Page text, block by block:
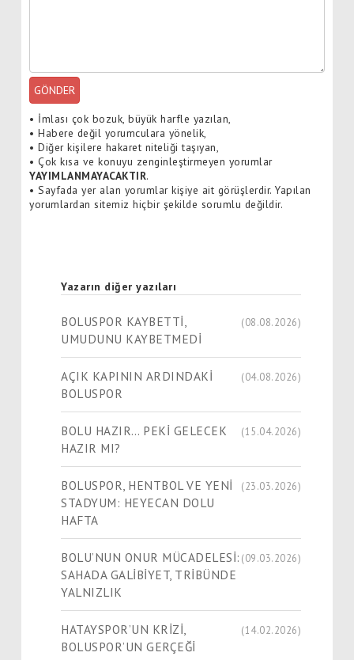
GÖNDER
• İmlası çok bozuk, büyük harfle yazılan,
• Habere değil yorumculara yönelik,
• Diğer kişilere hakaret niteliği taşıyan,
• Çok kısa ve konuyu zenginleştirmeyen yorumlar
YAYIMLANMAYACAKTIR.
• Sayfada yer alan yorumlar kişiye ait görüşlerdir. Yapılan
yorumlardan sitemiz hiçbir şekilde sorumlu değildir.
Yazarın diğer yazıları
BOLUSPOR KAYBETTİ,
UMUDUNU KAYBETMEDİ
(08.08.2026)
AÇIK KAPININ ARDINDAKİ
BOLUSPOR
(04.08.2026)
BOLU HAZIR… PEKİ GELECEK
HAZIR MI?
(15.04.2026)
BOLUSPOR, HENTBOL VE YENİ
STADYUM: HEYECAN DOLU
HAFTA
(23.03.2026)
BOLU’NUN ONUR MÜCADELESİ:
SAHADA GALİBİYET, TRİBÜNDE
YALNIZLIK
(09.03.2026)
HATAYSPOR’UN KRİZİ,
BOLUSPOR’UN GERÇEĞİ
(14.02.2026)